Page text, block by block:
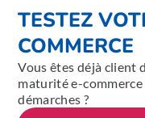
TESTEZ
COMMERCE
Vous êtes déjà client
maturité e-
démarches ?